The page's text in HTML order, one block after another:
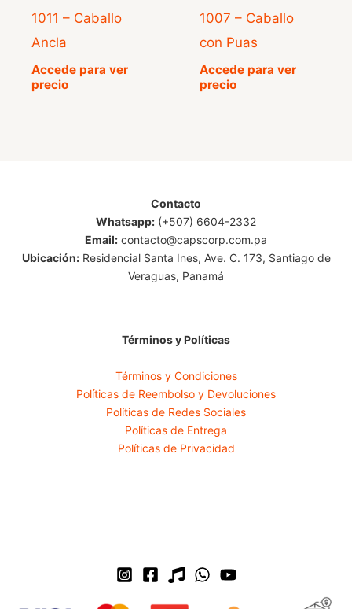
1011 – Caballo
Ancla
Accede para ver
precio
1007 – Caballo
con Puas
Accede para ver
precio
Contacto
Whatsapp: (+507) 6604-2332
Email: contacto@capscorp.com.pa
Ubicación:Residencial Santa Ines, Ave. C. 173, Santiago de
Veraguas, Panamá
Términos y Políticas
Términos y Condiciones
Políticas de Reembolso y Devoluciones
Políticas de Redes Sociales
Políticas de Entrega
Políticas de Privacidad